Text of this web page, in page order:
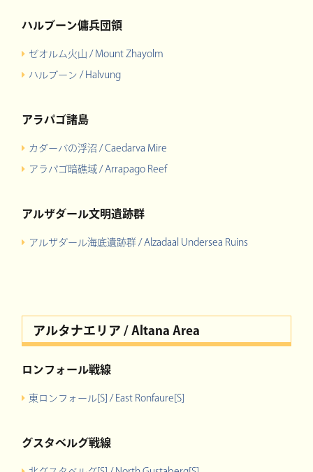
ハルブーン傭兵団領
ゼオルム火山 / Mount Zhayolm
ハルブーン / Halvung
アラパゴ諸島
カダーバの浮沼 / Caedarva Mire
アラパゴ暗礁域 / Arrapago Reef
アルザダール文明遺跡群
アルザダール海底遺跡群 / Alzadaal Undersea Ruins
アルタナエリア / Altana Area
ロンフォール戦線
東ロンフォール[S] / East Ronfaure[S]
グスタベルグ戦線